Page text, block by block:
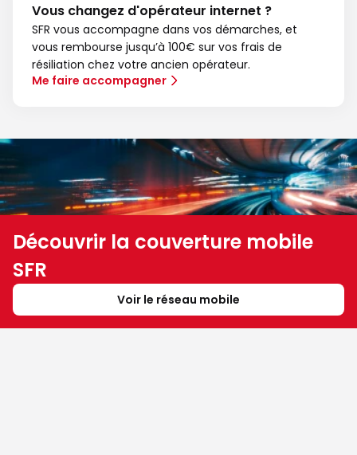
Vous changez d'opérateur internet ?
SFR vous accompagne dans vos démarches, et
vous rembourse jusqu’à 100€ sur vos frais de
résiliation chez votre ancien opérateur.
Me faire accompagner
Découvrir la couverture mobile
SFR
Voir le réseau mobile